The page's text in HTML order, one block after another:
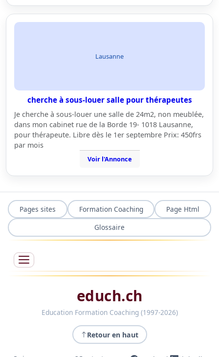
Lausanne
cherche à sous-louer salle pour thérapeutes
Je cherche à sous-louer une salle de 24m2, non meublée,
dans mon cabinet rue de la Borde 19- 1018 Lausanne,
pour thérapeute. Libre dès le 1er septembre Prix: 450frs
par mois
Voir l'Annonce
Pages sites Formation Coaching
Page Html
Glossaire
educh.ch
Education Formation Coaching (1997-2026)
Retour en haut